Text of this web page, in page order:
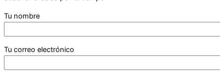
Tu nombre
Tu correo electrónico